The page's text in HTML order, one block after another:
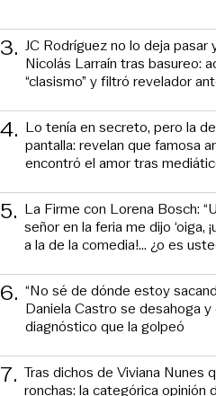
3. JC Rodríguez no lo deja pasar
Nicolás Larraín tras basureo:
“clasismo” y filtró revelador
4. Lo tenía en secreto, pero la
pantalla: revelan que famosa
encontró el amor tras
5. La Firme con Lorena Bosch:
señor en la feria me dijo ‘oiga,
a la de la comedia!... ¿o es
6. “No sé de dónde estoy
Daniela Castro se desahoga
diagnóstico que la golpeó
7. Tras dichos de Viviana Nunes
ronchas: la categórica opinión